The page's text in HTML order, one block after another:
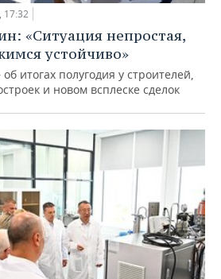
17:32
«Ситуация непростая,
устойчиво»
итогах полугодия у строителей,
и новом всплеске сделок